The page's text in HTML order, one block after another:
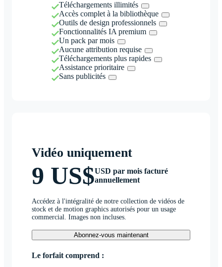
Téléchargements illimités
Accès complet à la bibliothèque
Outils de design professionnels
Fonctionnalités IA premium
Un pack par mois
Aucune attribution requise
Téléchargements plus rapides
Assistance prioritaire
Sans publicités
Vidéo uniquement
9 US$USD par mois facturé
annuellement
Accédez à l'intégralité de notre collection de vidéos de
stock et de motion graphics autorisés pour un usage
commercial. Images non incluses.
Abonnez-vous maintenant
Le forfait comprend :